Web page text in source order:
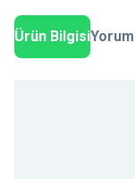
Ürün Bilgisi